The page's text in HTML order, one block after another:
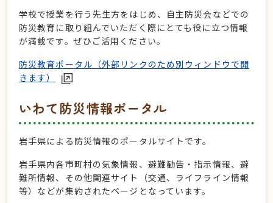
学校で授業を行う先生方をはじめ、自主防災会などでの
防災教育に取り組んでいただく際にとても役に立つ情報
が満載です。ぜひご活用ください。
防災教育ポータル（外部リンクのため別ウィンドウで開
きます）
いわて防災情報ポータル
岩手県による防災情報のポータルサイトです。
岩手県内各市町村の気象情報、避難勧告・指示情報、避
難所情報、その他関連サイト（交通、ライフライン情報
等）などが集約されたページとなっています。